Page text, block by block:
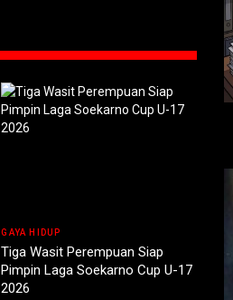
GAYA HIDUP
Tiga Wasit Perempuan Siap
Pimpin Laga Soekarno Cup U-17
2026